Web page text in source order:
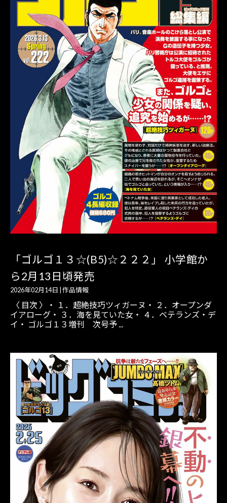
「ゴルゴ１３☆(B5)☆２２２」 小学館か
ら2月13日頃発売
2026年02月14日 作品情報
〈 目次 〉・ １．超絶技巧ツィガーヌ・ ２．オープンダ
イアローグ・ ３．海を見ていた女・ ４．ベテランズ・デ
イ・ ゴルゴ１３増刊 次号予 ...